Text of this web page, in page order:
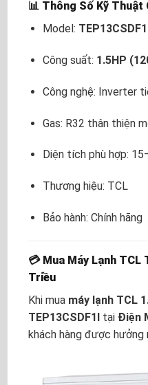
📊 Thông Số Kỹ Thuật
Model: TEP13CSDF1I
Công suất: 1.5HP
Công nghệ: Inverter
Gas: R32 thân thiện
Diện tích phù hợp:
Thương hiệu: TCL
Bảo hành: Chính hãng
💳 Mua Máy Lạnh TCL
Triều
Khi mua máy lạnh TCL
TEP13CSDF1I tại Điện
khách hàng được hưởng